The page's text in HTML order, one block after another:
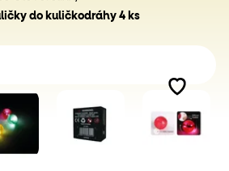
do kuličkodráhy 4 ks